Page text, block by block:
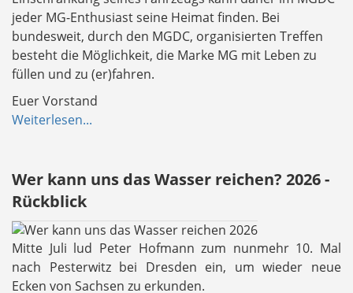
jeder MG-Enthusiast seine Heimat finden. Bei
bundesweit, durch den MGDC, organisierten Treffen
besteht die Möglichkeit, die Marke MG mit Leben zu
füllen und zu (er)fahren.
Euer Vorstand
Weiterlesen...
Wer kann uns das Wasser reichen? 2026 -
Rückblick
Mitte Juli lud Peter Hofmann zum nunmehr 10. Mal
nach Pesterwitz bei Dresden ein, um wieder neue
Ecken von Sachsen zu erkunden.